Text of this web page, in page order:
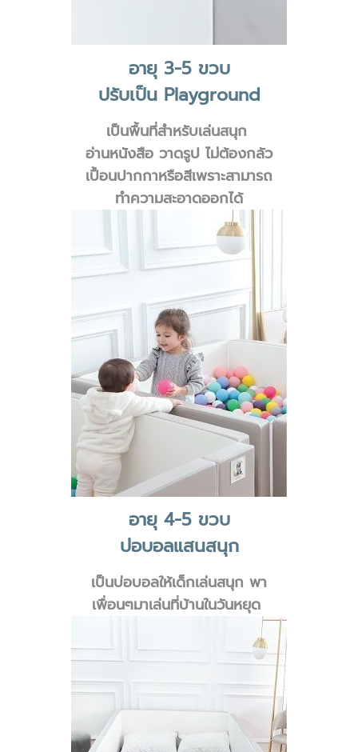
อายุ 3-5 ขวบ
ปรับเป็น Playground
เป็นพื้นที่สำหรับเล่นสนุก
อ่านหนังสือ วาดรูป ไม่ต้องกลัว
เปื้อนปากกาหรือสีเพราะสามารถ
ทำความสะอาดออกได้
อายุ 4-5 ขวบ
บ่อบอลแสนสนุก
เป็นบ่อบอลให้เด็กเล่นสนุก พา
เพื่อนๆมาเล่นที่บ้านในวันหยุด